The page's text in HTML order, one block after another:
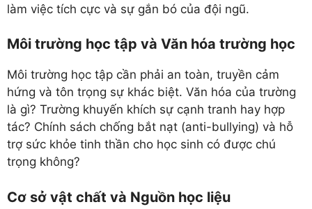
làm việc tích cực và sự gắn bó của đội ngũ.
Môi trường học tập và Văn hóa trường học
Môi trường học tập cần phải an toàn, truyền cảm
hứng và tôn trọng sự khác biệt. Văn hóa của trường
là gì? Trường khuyến khích sự cạnh tranh hay hợp
tác? Chính sách chống bắt nạt (anti-bullying) và hỗ
trợ sức khỏe tinh thần cho học sinh có được chú
trọng không?
Cơ sở vật chất và Nguồn học liệu